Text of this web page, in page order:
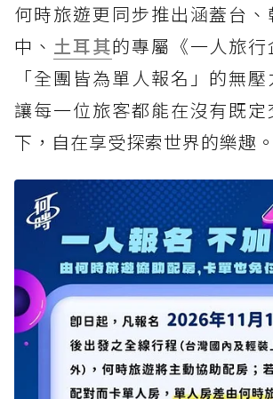
何時旅遊更同步推出涵蓋台、
中、 土耳其的專屬《一人旅
「全團皆為單人報名」的無壓
讓每一位旅客都能在沒有既
下，自在享受探索世界的樂趣。